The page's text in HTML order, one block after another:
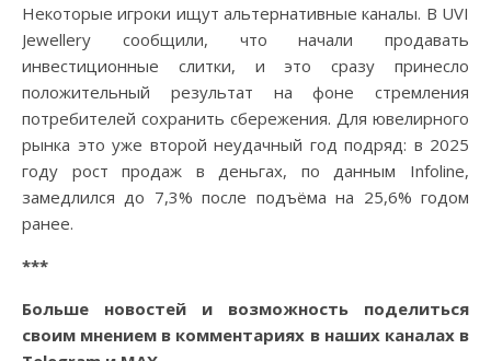
Некоторые игроки ищут альтернативные каналы. В UVI
Jewellery сообщили, что начали продавать
инвестиционные слитки, и это сразу принесло
положительный результат на фоне стремления
потребителей сохранить сбережения. Для ювелирного
рынка это уже второй неудачный год подряд: в 2025
году рост продаж в деньгах, по данным Infoline,
замедлился до 7,3% после подъёма на 25,6% годом
ранее.
***
Больше новостей и возможность поделиться
своим мнением в комментариях в наших каналах в